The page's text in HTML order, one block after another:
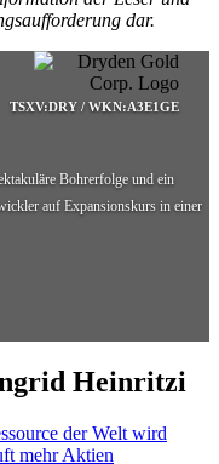
dar.
TSXV:DRY / WKN:A3E1GE
Bohrerfolge und ein
auf Expansionskurs in einer
Heinritzi